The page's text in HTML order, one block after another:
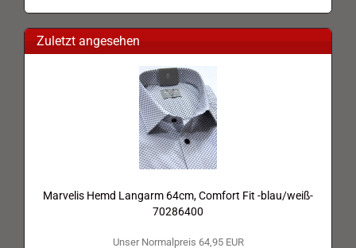
Zuletzt angesehen
Marvelis Hemd Langarm 64cm, Comfort Fit -blau/weiß-
70286400
Unser Normalpreis 64,95 EUR